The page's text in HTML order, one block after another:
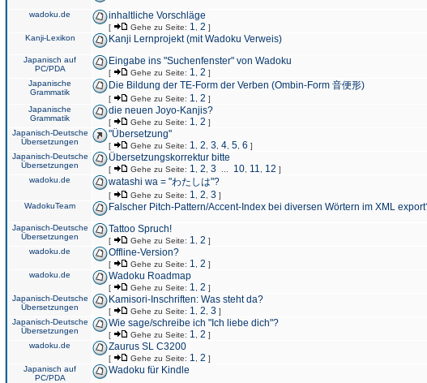
wadoku.de inhaltliche Vorschläge
[ Gehe zu Seite: 1 2 ]
Kanji-Lexikon Kanji Lernprojekt (mit Wadoku Verweis)
Japanisch auf
PC/PDA
Eingabe ins "Suchenfenster" von Wadoku
[ Gehe zu Seite: 1 2 ]
Japanische
Grammatik
Die Bildung der TE-Form der Verben (Ombin-Form 音便形)
[ Gehe zu Seite: 1 2 ]
Japanische
Grammatik
die neuen Joyo-Kanjis?
[ Gehe zu Seite: 1 2 ]
Japanisch-Deutsche
Übersetzungen
"Übersetzung"
[ Gehe zu Seite: 1 2 3 4 5 6 ]
Japanisch-Deutsche
Übersetzungen
Übersetzungskorrektur bitte
[ Gehe zu Seite: 1 2 3 10 11 12 ]
wadoku.de watashi wa = "わたしは"?
[ Gehe zu Seite: 1 2 3 ]
WadokuTeam Falscher Pitch-Pattern/Accent-Index bei diversen Wörtern im XML
Japanisch-Deutsche
Übersetzungen
Tattoo Spruch!
[ Gehe zu Seite: 1 2 ]
wadoku.de Offline-Version?
[ Gehe zu Seite: 1 2 ]
wadoku.de Wadoku Roadmap
[ Gehe zu Seite: 1 2 ]
Japanisch-Deutsche
Übersetzungen
Kamisori-Inschriften: Was steht da?
[ Gehe zu Seite: 1 2 3 ]
Japanisch-Deutsche
Übersetzungen
Wie sage/schreibe ich "Ich liebe dich"?
[ Gehe zu Seite: 1 2 ]
wadoku.de Zaurus SL C3200
[ Gehe zu Seite: 1 2 ]
Japanisch auf
PC/PDA
Wadoku für Kindle